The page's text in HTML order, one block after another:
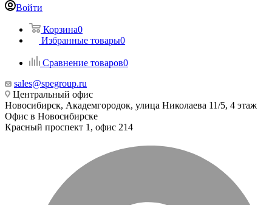
Войти
Корзина0
Избранные товары0
Сравнение товаров0
sales@spegroup.ru
Центральный офис
Новосибирск, Академгородок, улица Николаева 11/5, 4 этаж
Офис в Новосибирске
Красный проспект 1, офис 214